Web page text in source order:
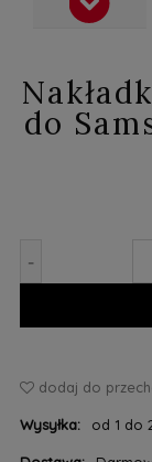
do
-
dodaj do
Wysyłka: od 1 do